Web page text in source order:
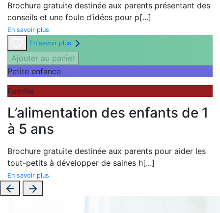
Brochure gratuite destinée aux parents présentant des
conseils et une foule d’idées pour p[...]
En savoir plus
En savoir plus
Ajouter au panier
Petite enfance
Famille
L’alimentation des enfants de 1
à 5 ans
Brochure gratuite destinée aux parents pour aider les
tout-petits à développer de saines h[...]
En savoir plus